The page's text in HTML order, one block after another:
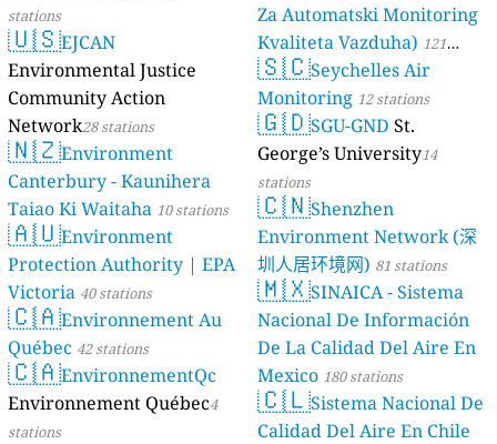
stations
🇺🇸EJCAN
Environmental Justice
Community Action
Network28 stations
🇳🇿Environment
Canterbury - Kaunihera
Taiao Ki Waitaha 10 stations
🇦🇺Environment
Protection Authority | EPA
Victoria 40 stations
🇨🇦Environnement Au
Québec 42 stations
🇨🇦EnvironnementQc
Environnement Québec4
stations
Za Automatski Monitoring
Kvaliteta Vazduha) 121
stations
🇸🇨Seychelles Air
Monitoring 12 stations
🇬🇩SGU-GND St.
George’s University14
stations
🇨🇳Shenzhen
Environment Network (深
圳人居环境网) 81 stations
🇲🇽SINAICA - Sistema
Nacional De Información
De La Calidad Del Aire En
Mexico 180 stations
🇨🇱Sistema Nacional De
Calidad Del Aire En Chile